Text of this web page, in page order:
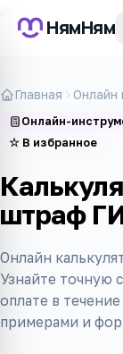
НямНям
Главная Онлайн
Онлайн-
☆ В избранное
штраф
Онлайн
Узнайте точную
оплате в
примерами и